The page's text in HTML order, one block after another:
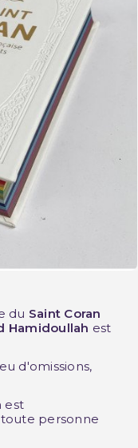
du Saint Coran
Hamidoullah est
d'omissions,
est
personne